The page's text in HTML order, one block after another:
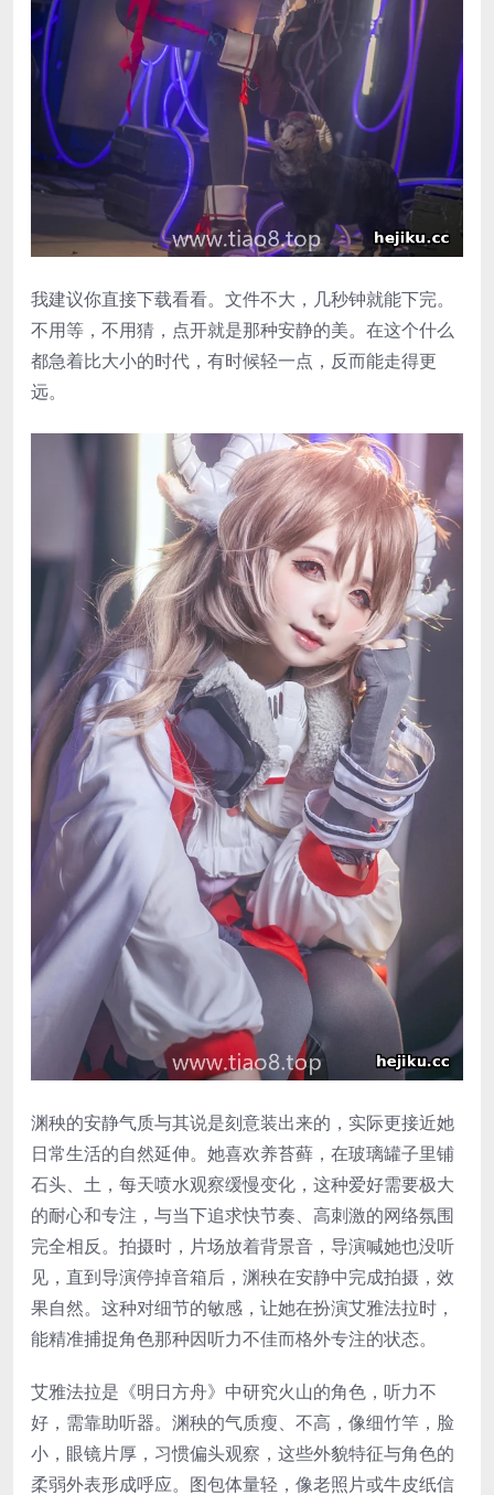
我建议你直接下载看看。文件不大，几秒钟就能下完。
不用等，不用猜，点开就是那种安静的美。在这个什么
都急着比大小的时代，有时候轻一点，反而能走得更
远。
渊秧的安静气质与其说是刻意装出来的，实际更接近她
日常生活的自然延伸。她喜欢养苔藓，在玻璃罐子里铺
石头、土，每天喷水观察缓慢变化，这种爱好需要极大
的耐心和专注，与当下追求快节奏、高刺激的网络氛围
完全相反。拍摄时，片场放着背景音，导演喊她也没听
见，直到导演停掉音箱后，渊秧在安静中完成拍摄，效
果自然。这种对细节的敏感，让她在扮演艾雅法拉时，
能精准捕捉角色那种因听力不佳而格外专注的状态。
艾雅法拉是《明日方舟》中研究火山的角色，听力不
好，需靠助听器。渊秧的气质瘦、不高，像细竹竿，脸
小，眼镜片厚，习惯偏头观察，这些外貌特征与角色的
柔弱外表形成呼应。图包体量轻，像老照片或牛皮纸信